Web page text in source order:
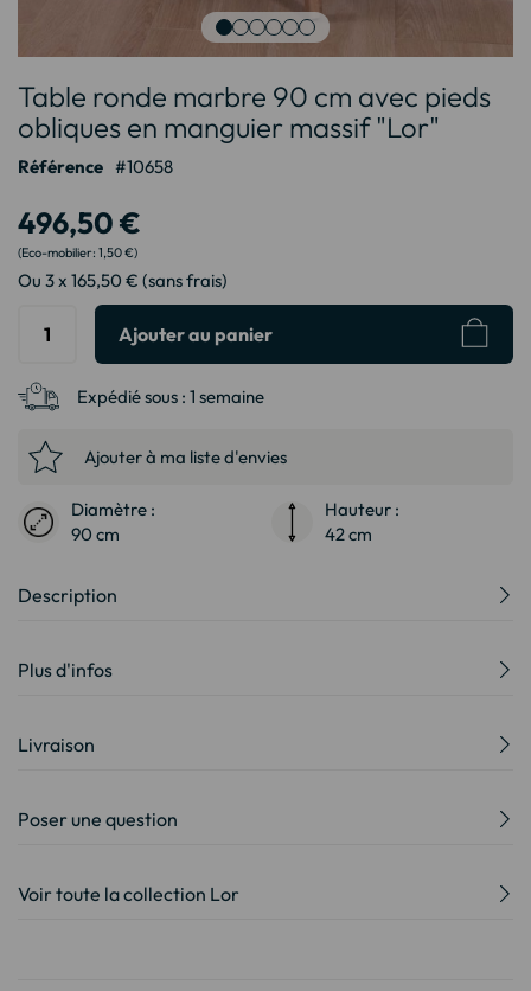
au
début
de
la
d’images
Table ronde marbre 90 cm avec pieds
obliques en manguier massif "Lor"
Référence 10658
496,50 €
1,50 €
Ou 3 x 165,50 € (sans frais)
Ajouter au panier
Expédié sous : 1 semaine
Ajouter à ma liste d'envies
Diamètre :
90 cm
Hauteur :
42 cm
Description
Plus d'infos
Livraison
Poser une question
Voir toute la collection Lor